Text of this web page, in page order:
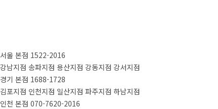
서울 본점 1522-2016
강남지점 송파지점 용산지점 강동지점 강서지점
경기 본점 1688-1728
김포지점 인천지점 일산지점 파주지점 하남지점
인천 본점 070-7620-2016